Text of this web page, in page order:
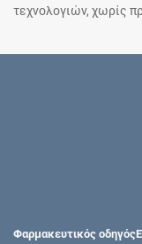
τεχνολογιών, χωρίς
Φαρμακευτικός οδηγός